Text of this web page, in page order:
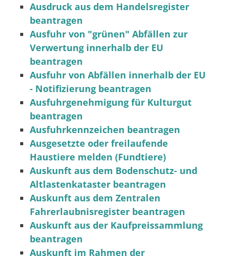
Ausdruck aus dem Handelsregister
beantragen
Ausfuhr von "grünen" Abfällen zur
Verwertung innerhalb der EU
beantragen
Ausfuhr von Abfällen innerhalb der EU
- Notifizierung beantragen
Ausfuhrgenehmigung für Kulturgut
beantragen
Ausfuhrkennzeichen beantragen
Ausgesetzte oder freilaufende
Haustiere melden (Fundtiere)
Auskunft aus dem Bodenschutz- und
Altlastenkataster beantragen
Auskunft aus dem Zentralen
Fahrerlaubnisregister beantragen
Auskunft aus der Kaufpreissammlung
beantragen
Auskunft im Rahmen der